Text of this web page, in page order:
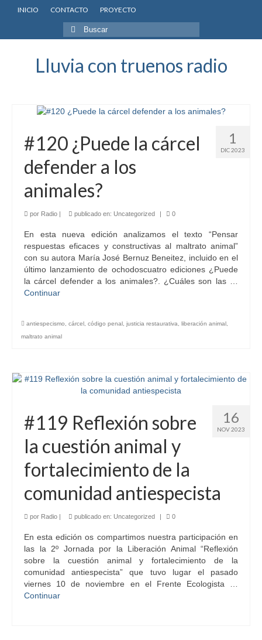
INICIO CONTACTO PROYECTO
Buscar
por:
Lluvia con truenos radio
1
DIC 2023
#120 ¿Puede la cárcel
defender a los
animales?
por Radio publicado en: Uncategorized 0
En esta nueva edición analizamos el texto “Pensar
respuestas eficaces y constructivas al maltrato animal”
con su autora María José Bernuz Beneitez, incluido en el
último lanzamiento de ochodoscuatro ediciones ¿Puede
la cárcel defender a los animales?. ¿Cuáles son las …
Continuar
antiespecismo, cárcel, código penal, justicia restaurativa, liberación animal,
maltrato animal
16
NOV 2023
#119 Reflexión sobre
la cuestión animal y
fortalecimiento de la
comunidad antiespecista
por Radio publicado en: Uncategorized 0
En esta edición os compartimos nuestra participación en
las la 2º Jornada por la Liberación Animal “Reflexión
sobre la cuestión animal y fortalecimiento de la
comunidad antiespecista” que tuvo lugar el pasado
viernes 10 de noviembre en el Frente Ecologista …
Continuar